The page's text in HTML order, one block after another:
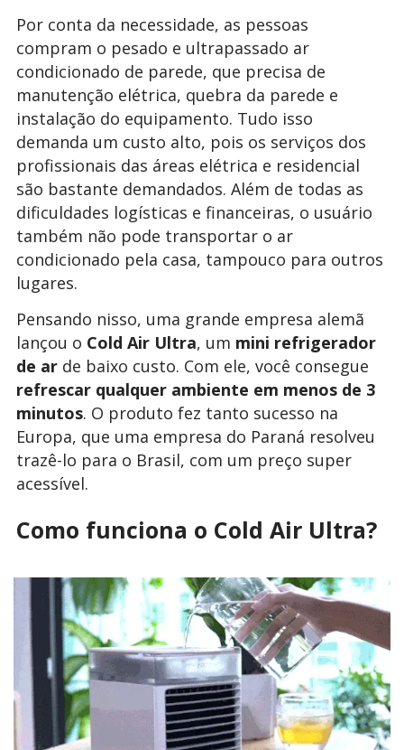
Por conta da necessidade, as pessoas
compram o pesado e ultrapassado ar
condicionado de parede, que precisa de
manutenção elétrica, quebra da parede e
instalação do equipamento. Tudo isso
demanda um custo alto, pois os serviços dos
profissionais das áreas elétrica e residencial
são bastante demandados. Além de todas as
dificuldades logísticas e financeiras, o usuário
também não pode transportar o ar
condicionado pela casa, tampouco para outros
lugares.
Pensando nisso, uma grande empresa alemã
lançou o Cold Air Ultra, um mini refrigerador
de ar de baixo custo. Com ele, você consegue
refrescar qualquer ambiente em menos de 3
minutos. O produto fez tanto sucesso na
Europa, que uma empresa do Paraná resolveu
trazê-lo para o Brasil, com um preço super
acessível.
Como funciona o Cold Air Ultra?